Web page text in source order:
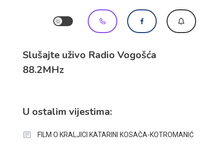
Slušajte uživo Radio Vogošća
88.2MHz
U ostalim vijestima:
FILM O KRALJICI KATARINI KOSAČA-KOTROMANIĆ